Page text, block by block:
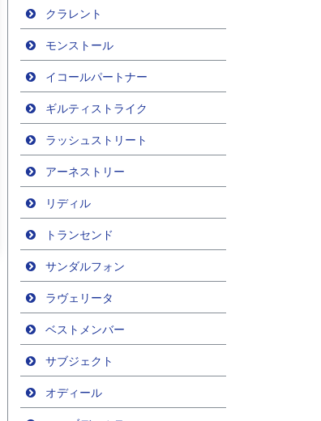
クラレント
モンストール
イコールパートナー
ギルティストライク
ラッシュストリート
アーネストリー
リディル
トランセンド
サンダルフォン
ラヴェリータ
ベストメンバー
サブジェクト
オディール